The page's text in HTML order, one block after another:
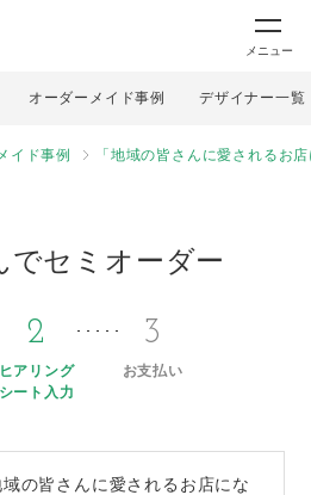
メニュー
オーダーメイド事例 デザイナー一覧
イド事例 「地域の皆さんに愛されるお
でセミオーダー
2
ヒアリング
シート入力
3
お支払い
域の皆さんに愛されるお店にな